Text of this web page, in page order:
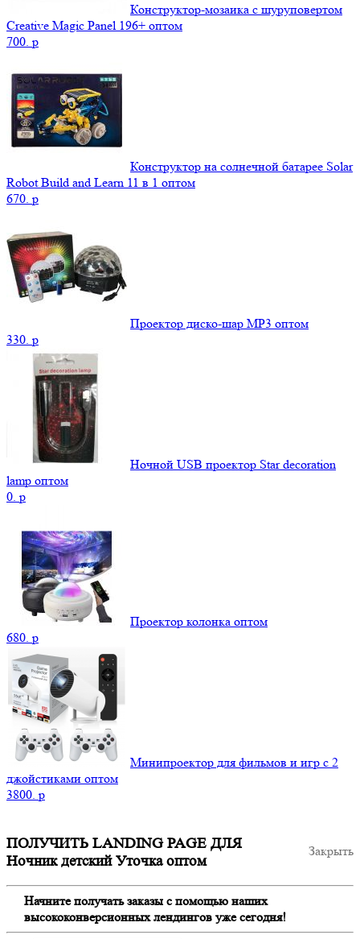
Конструктор-мозаика с шуруповертом
Creative Magic Panel 196+ оптом
700. p
Конструктор на солнечной батарее Solar
Robot Build and Learn 11 в 1 оптом
670. p
Проектор диско-шар MP3 оптом
330. p
Ночной USB проектор Star decoration
lamp оптом
0. p
Проектор колонка оптом
680. p
Минипроектор для фильмов и игр с 2
джойстиками оптом
3800. p
Закрыть
ПОЛУЧИТЬ LANDING PAGE ДЛЯ
Ночник детский Уточка оптом
Начните получать заказы с помощью наших
высококонверсионных лендингов уже сегодня!